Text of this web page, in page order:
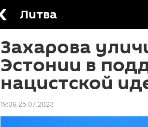
Литва
Захарова
Эстонии в
нацистской
19:36 25.07.2023